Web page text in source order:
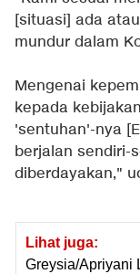
[situasi] ada
mundur dalam
Mengenai
kepada
'sentuhan'-nya
berjalan sendiri-
diberdayakan,"
Lihat juga:
Greysia/Apriyani